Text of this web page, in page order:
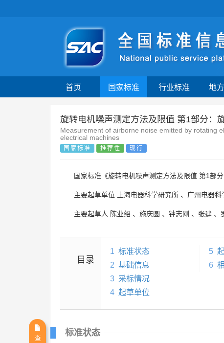
首页 国家标准 行业标准 地
旋转电机噪声测定方法及限值 第1部分：
Measurement of airborne noise emitted by rotating
electrical machines
国家标准 推荐性 现行
国家标准《旋转电机噪声测定方法及限值 第1部
主要起草单位 上海电器科学研究所 、 广州电器科
主要起草人 陈业绍 、 施庆圆 、 钟志刚 、 张建 、
目录
1 标准状态
2 基础信息
3 采标情况
4 起草单位
5
6
标准状态
查